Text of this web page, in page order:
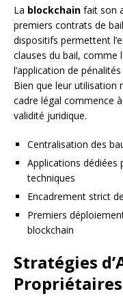
La blockchain fait son
premiers contrats de
dispositifs permettent
clauses du bail, comme
l’application de
Bien que leur utilisation
cadre légal commence
validité juridique.
Centralisation des
Applications dédiées
techniques
Encadrement strict
Premiers
blockchain
Stratégies